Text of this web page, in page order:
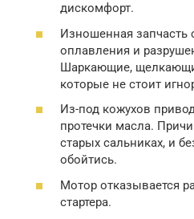
дискомфорт.
Изношенная запчасть
оплавления и
Шаркающие,
которые не стоит
Из-под кожухов
протечки масла.
старых сальниках, и
обойтись.
Мотор отказывается
стартера.